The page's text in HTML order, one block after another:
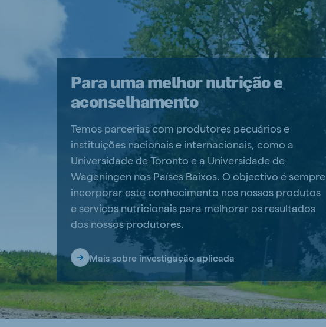
Para uma melhor nutrição e
aconselhamento
Temos parcerias com produtores pecuários e
instituições nacionais e internacionais, como a
Universidade de Toronto e a Universidade de
Wageningen nos Países Baixos. O objectivo é sempre
incorporar este conhecimento nos nossos produtos
e serviços nutricionais para melhorar os resultados
dos nossos produtores.
Mais sobre investigação aplicada